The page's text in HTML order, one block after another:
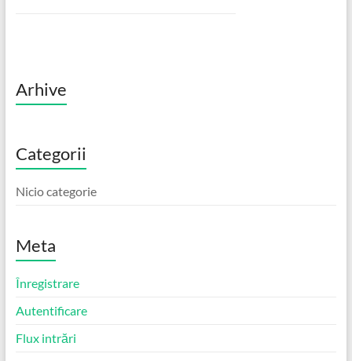
Arhive
Categorii
Nicio categorie
Meta
Înregistrare
Autentificare
Flux intrări